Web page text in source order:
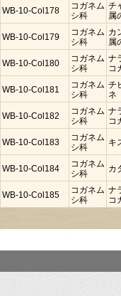
WB-10-Col178
コガネム
シ科
チ
属
WB-10-Col179
コガネム
シ科
カ
属
WB-10-Col180
コガネム
シ科
ナ
コ
WB-10-Col181
コガネム
シ科
チ
ネ
WB-10-Col182
コガネム
シ科
ナ
コ
WB-10-Col183
コガネム
シ科
キ
WB-10-Col184
コガネム
シ科
カ
WB-10-Col185
コガネム
シ科
ナ
コ